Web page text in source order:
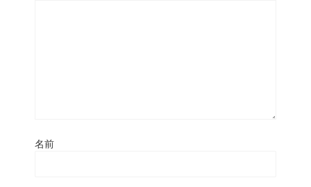
名前